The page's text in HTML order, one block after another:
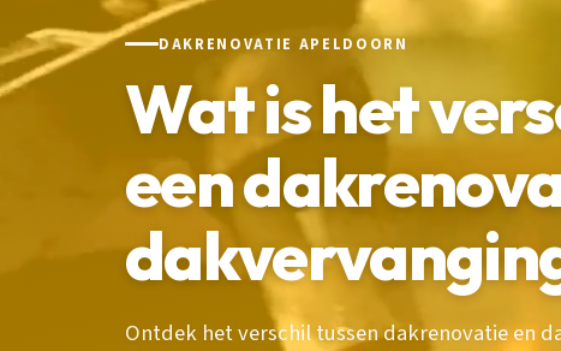
DAKRENOVATIE APELDOORN
Wat is het
een
Ontdek het verschil tussen dakrenovatie en